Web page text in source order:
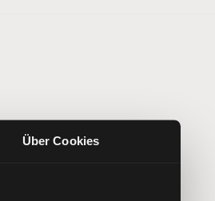
Über Cookies